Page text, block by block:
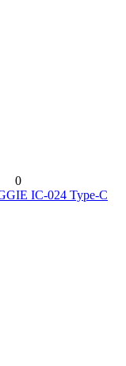
0
IC-024 Type-C